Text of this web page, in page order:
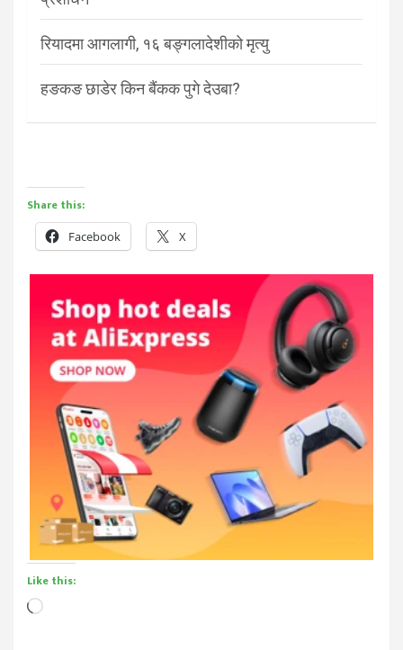
रियादमा आगलागी, १६ बङ्गलादेशीको मृत्यु
हङकङ छाडेर किन बैंकक पुगे देउबा?
Share this:
Facebook X
Like this:
Loading…